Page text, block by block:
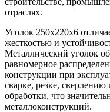
отраслях.
Уголок 250х220х6
жесткостью и
Металлический уголок
равномерное
конструкции при
сварке, резке,
обработки, что
металлоконструкций.